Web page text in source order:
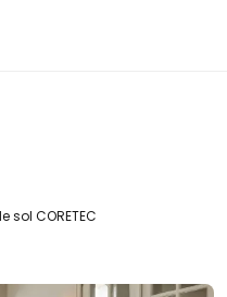
sol CORETEC